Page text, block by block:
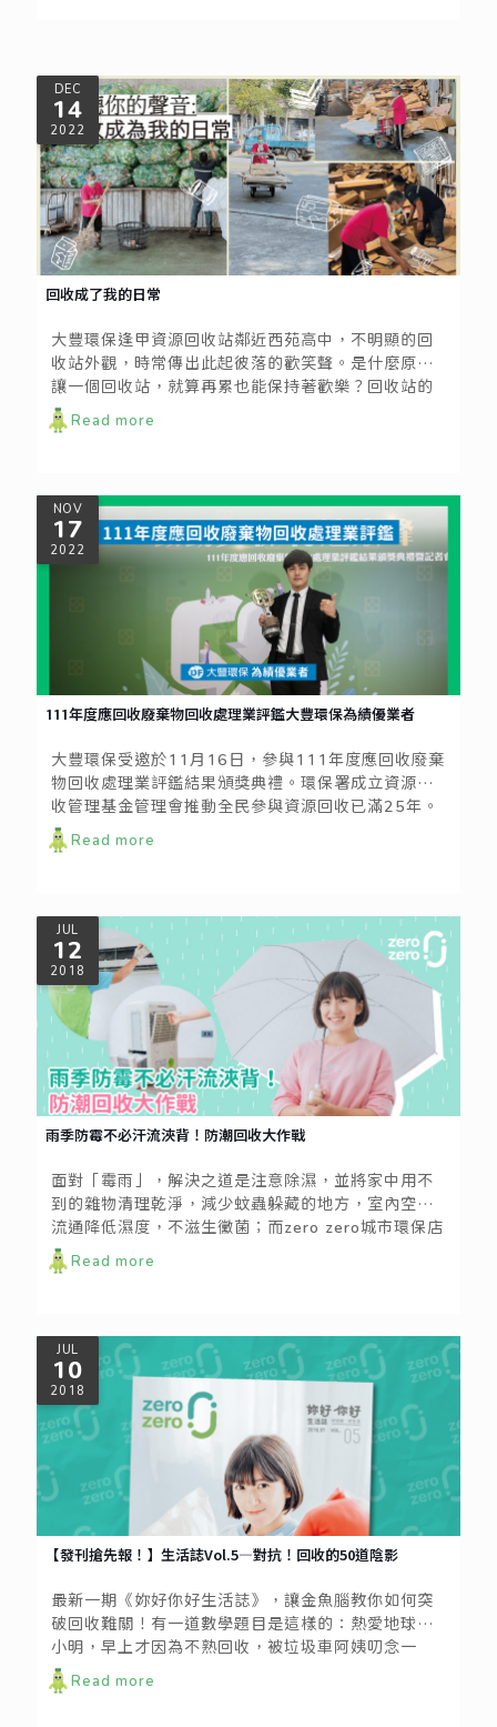
DEC
14
2022
回收成了我的日常
大豐環保逢甲資源回收站鄰近西苑高中，不明顯的回
收站外觀，時常傳出此起彼落的歡笑聲。是什麼原因
讓一個回收站，就算再累也能保持著歡樂？回收站的
工作又熱又累，卻有一位個頭特別嬌小的阿姨總是穿
梭在其中，有說有笑的一起工作。資源回收站裡的他
Read more
NOV
17
2022
111年度應回收廢棄物回收處理業評鑑大豐環保為績優業者
大豐環保受邀於11月16日，參與111年度應回收廢棄
物回收處理業評鑑結果頒獎典禮。環保署成立資源回
收管理基金管理會推動全民參與資源回收已滿25年。
首次對應回收廢棄物回收處理業辦理全面性評鑑活
動，透過評鑑委員現場評鑑選出55家績優業者。而大
的回收循環體系，同時創建資源永續循環的商業模
式。
Read more
JUL
12
2018
雨季防霉不必汗流浹背！防潮回收大作戰
面對「霉雨」，解決之道是注意除濕，並將家中用不
到的雜物清理乾淨，減少蚊蟲躲藏的地方，室內空氣
流通降低濕度，不滋生黴菌；而zero zero城市環保店
此時就是民眾防潮抗戰的前哨站！
Read more
JUL
10
2018
【發刊搶先報！】生活誌Vol.5—對抗！回收的50道陰影
最新一期《妳好你好生活誌》，讓金魚腦教你如何突
破回收難關！有一道數學題目是這樣的：熱愛地球的
小明，早上才因為不熟回收，被垃圾車阿姨叨念一
番；晚上又看到新聞說資源回收全進了焚化爐——求小
明心理陰影的面積？
Read more